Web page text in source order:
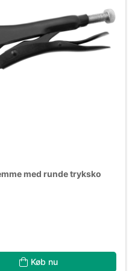
med runde tryksko
Køb nu